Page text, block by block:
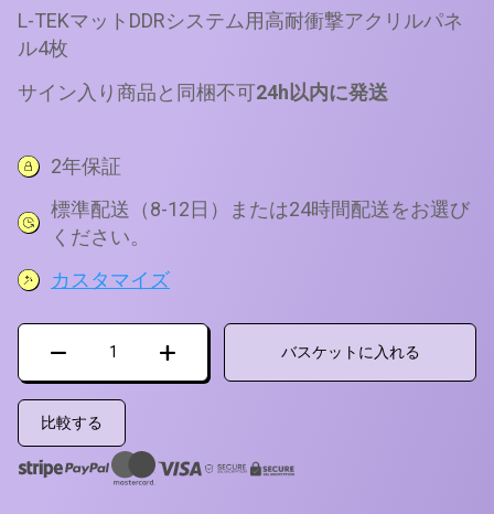
は
40 €
し
格
は
で
評価に基づ
く5段階評
L-TEKマットDDRシステム用高耐衝撃アクリルパネ
ル4枚
サイン入り商品と同梱不可24h以内に発送
2年保証
標準配送（8-12日）または24時間配送をお選び
ください。
カスタマイズ
ア
ー
PRO
ホ
バスケットに入れる
比較する